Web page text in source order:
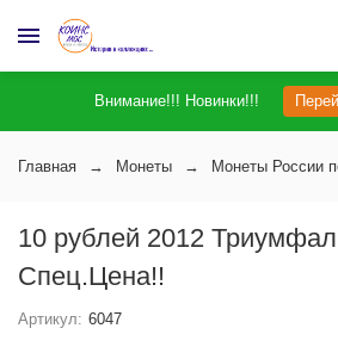
Внимание!!! Новинки!!!
Главная Монеты Монеты России
10 рублей 2012
Спец.Цена!!
Артикул: 6047